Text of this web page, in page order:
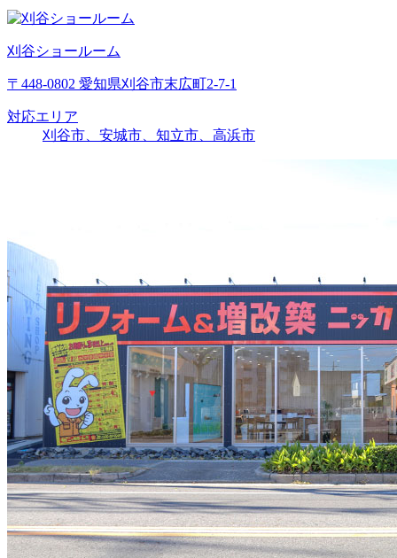
刈谷ショールーム
〒448-0802 愛知県刈谷市末広町2-7-1
対応エリア
刈谷市、安城市、知立市、高浜市